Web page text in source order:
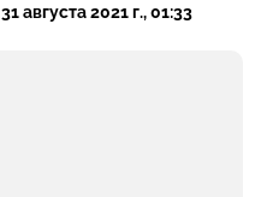
31 августа 2021 г., 01:33